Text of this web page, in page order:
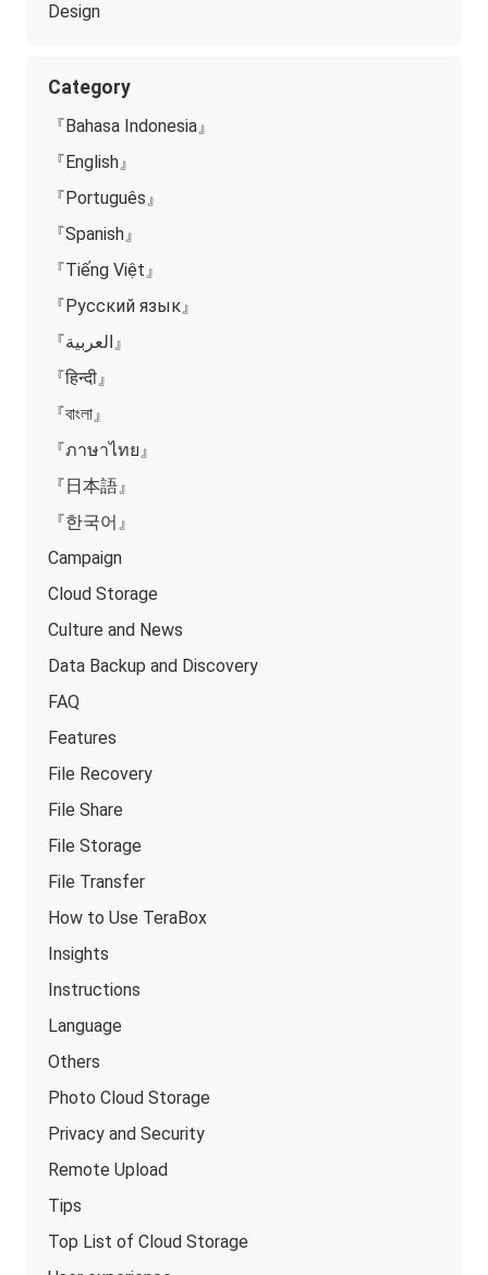
Design
Category
『Bahasa Indonesia』
『English』
『Português』
『Spanish』
『Tiếng Việt』
『Русский язык』
『العربية』
『हिन्दी』
『বাংলা』
『ภาษาไทย』
『日本語』
『한국어』
Campaign
Cloud Storage
Culture and News
Data Backup and Discovery
FAQ
Features
File Recovery
File Share
File Storage
File Transfer
How to Use TeraBox
Insights
Instructions
Language
Others
Photo Cloud Storage
Privacy and Security
Remote Upload
Tips
Top List of Cloud Storage